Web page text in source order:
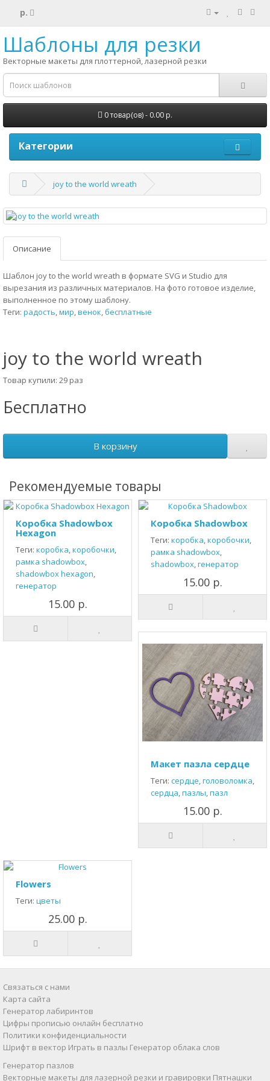
р.
Шаблоны для резки
Векторные макеты для плоттерной, лазерной резки
0 товар(ов) - 0.00 р.
Категории
joy to the world wreath
Описание
Шаблон joy to the world wreath в формате SVG и Studio для
вырезания из различных материалов. На фото готовое изделие,
выполненное по этому шаблону.
Теги: радость,мир,венок,бесплатные
joy to the world wreath
Товар купили: 29 раз
Бесплатно
В корзину
Рекомендуемые товары
Коробка Shadowbox
Hexagon
Теги: коробка,коробочки,
рамка shadowbox,
shadowbox hexagon,
генератор
15.00 р.
Коробка Shadowbox
Теги: коробка,коробочки,
рамка shadowbox,
shadowbox,генератор
15.00 р.
Макет пазла сердце
Теги: сердце,головоломка,
сердца,пазлы,пазл
15.00 р.
Flowers
Теги: цветы
25.00 р.
Связаться с нами
Карта сайта
Генератор лабиринтов
Цифры прописью онлайн бесплатно
Политики конфиденциальности
Шрифт в вектор Играть в пазлы Генератор облака слов
Генератор пазлов
Векторные макеты для лазерной резки и гравировки Пятнашки